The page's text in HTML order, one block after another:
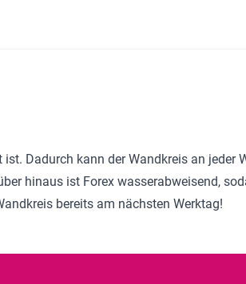
Dadurch kann der Wandkreis an jeder
hinaus ist Forex wasserabweisend,
bereits am nächsten Werktag!